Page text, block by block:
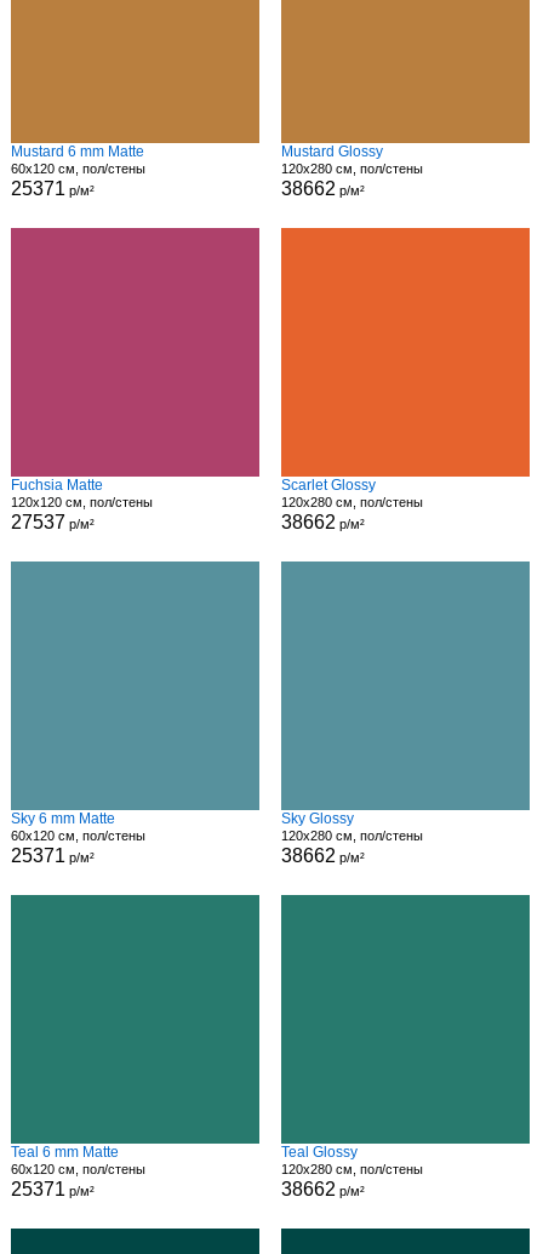
Mustard 6 mm Matte
60x120 см, пол/стены
25371 р/м²
Mustard Glossy
120x280 см, пол/стены
38662 р/м²
Fuchsia Matte
120x120 см, пол/стены
27537 р/м²
Scarlet Glossy
120x280 см, пол/стены
38662 р/м²
Sky 6 mm Matte
60x120 см, пол/стены
25371 р/м²
Sky Glossy
120x280 см, пол/стены
38662 р/м²
Teal 6 mm Matte
60x120 см, пол/стены
25371 р/м²
Teal Glossy
120x280 см, пол/стены
38662 р/м²